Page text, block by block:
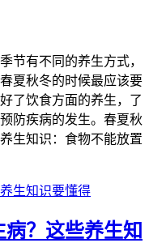
节有不同的养生方式，
夏秋冬的时候最应该要
了饮食方面的养生，了
防疾病的发生。春夏秋
生知识：食物不能放置
？这些养生知